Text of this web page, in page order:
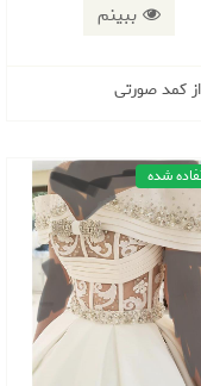
ببینم
از کمد صورتی
شده